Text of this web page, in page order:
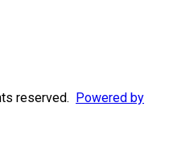
reserved. Powered by